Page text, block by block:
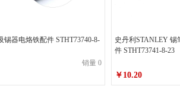
锡器电烙铁配件 STHT73740-8-
销量 0
史丹利STANLEY 锡
件 STHT73741-8-23
￥10.20